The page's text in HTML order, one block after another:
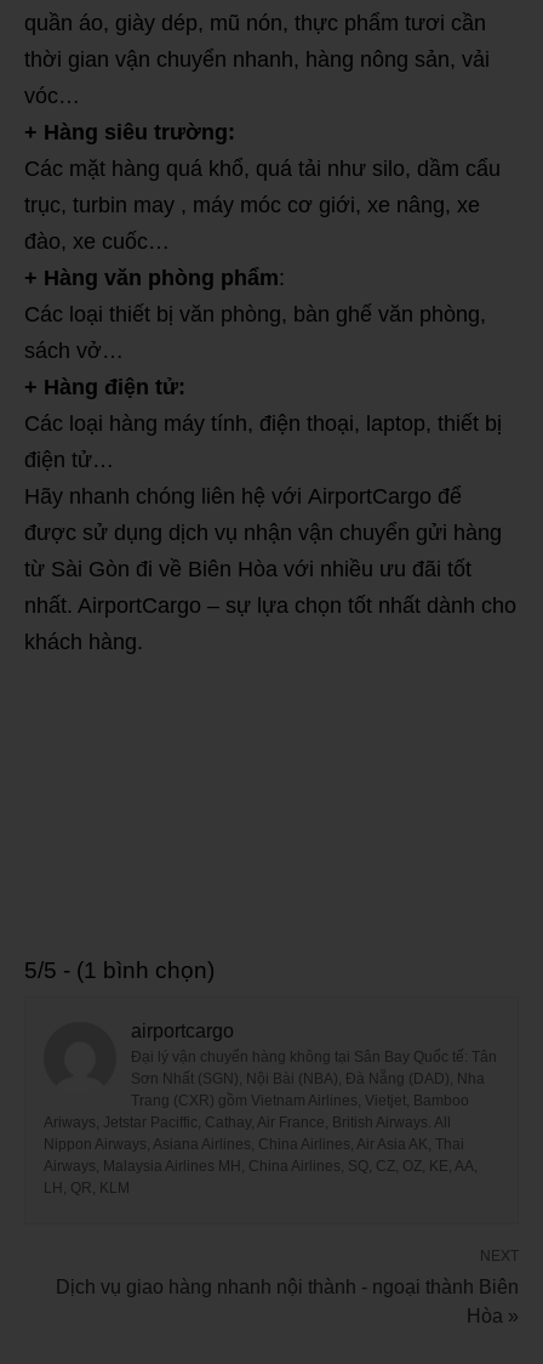
quần áo, giày dép, mũ nón, thực phẩm tươi cần
thời gian vận chuyển nhanh, hàng nông sản, vải
vóc…
+ Hàng siêu trường:
Các mặt hàng quá khổ, quá tải như silo, dầm cẩu
trục, turbin may , máy móc cơ giới, xe nâng, xe
đào, xe cuốc…
+ Hàng văn phòng phẩm:
Các loại thiết bị văn phòng, bàn ghế văn phòng,
sách vở…
+ Hàng điện tử:
Các loại hàng máy tính, điện thoại, laptop, thiết bị
điện tử…
Hãy nhanh chóng liên hệ với AirportCargo để
được sử dụng dịch vụ nhận vận chuyển gửi hàng
từ Sài Gòn đi về Biên Hòa với nhiều ưu đãi tốt
nhất. AirportCargo – sự lựa chọn tốt nhất dành cho
khách hàng.
5/5 - (1 bình chọn)
airportcargo
Đại lý vận chuyển hàng không tại Sân Bay Quốc tế: Tân
Sơn Nhất (SGN), Nội Bài (NBA), Đà Nẵng (DAD), Nha
Trang (CXR) gồm Vietnam Airlines, Vietjet, Bamboo
Ariways, Jetstar Paciffic, Cathay, Air France, British Airways. All
Nippon Airways, Asiana Airlines, China Airlines, Air Asia AK, Thai
Airways, Malaysia Airlines MH, China Airlines, SQ, CZ, OZ, KE, AA,
LH, QR, KLM
NEXT
Dịch vụ giao hàng nhanh nội thành - ngoại thành Biên
Hòa »